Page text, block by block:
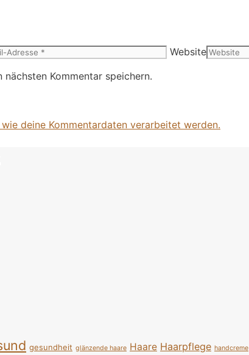
Website
Kommentar speichern.
deine Kommentardaten verarbeitet werden.
gesundheit glänzende haare Haare Haarpflege handcreme